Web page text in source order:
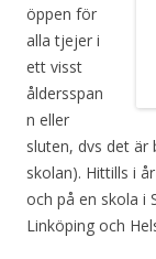
öppen för
alla tjejer i
ett visst
åldersspan
n eller
sluten, dvs det
skolan). Hittills i
och på en skola i
Linköping och